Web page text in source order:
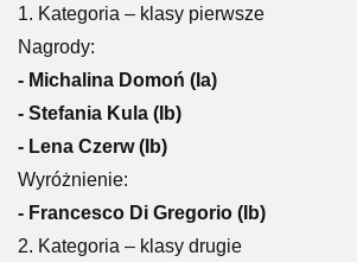
1. Kategoria – klasy pierwsze
Nagrody:
- Michalina Domoń (Ia)
- Stefania Kula (Ib)
- Lena Czerw (Ib)
Wyróżnienie:
- Francesco Di Gregorio (Ib)
2. Kategoria – klasy drugie